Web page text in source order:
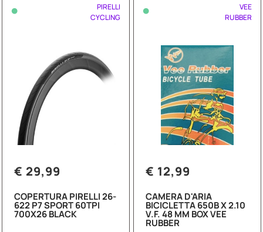
•
PIRELLI
CYCLING
€ 29,99
COPERTURA PIRELLI 26-
622 P7 SPORT 60TPI
700X26 BLACK
•
VEE
RUBBER
€ 12,99
CAMERA D'ARIA
BICICLETTA 650B X 2.10
V.F. 48 MM BOX VEE
RUBBER